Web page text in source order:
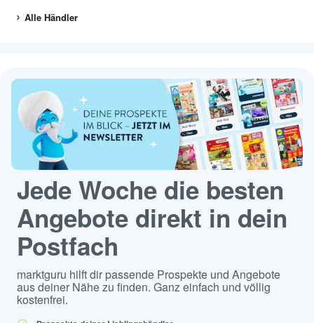
Alle Händler
Jede Woche die besten
Angebote direkt in dein
Postfach
marktguru hilft dir passende Prospekte und Angebote
aus deiner Nähe zu finden. Ganz einfach und völlig
kostenfrei.